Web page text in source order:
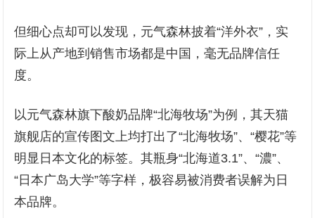
但细心点却可以发现，元气森林披着“洋外衣”，实
际上从产地到销售市场都是中国，毫无品牌信任
度。
以元气森林旗下酸奶品牌“北海牧场”为例，其天猫
旗舰店的宣传图文上均打出了“北海牧场”、“樱花”等
明显日本文化的标签。其瓶身“北海道3.1”、“濃”、
“日本广岛大学”等字样，极容易被消费者误解为日
本品牌。